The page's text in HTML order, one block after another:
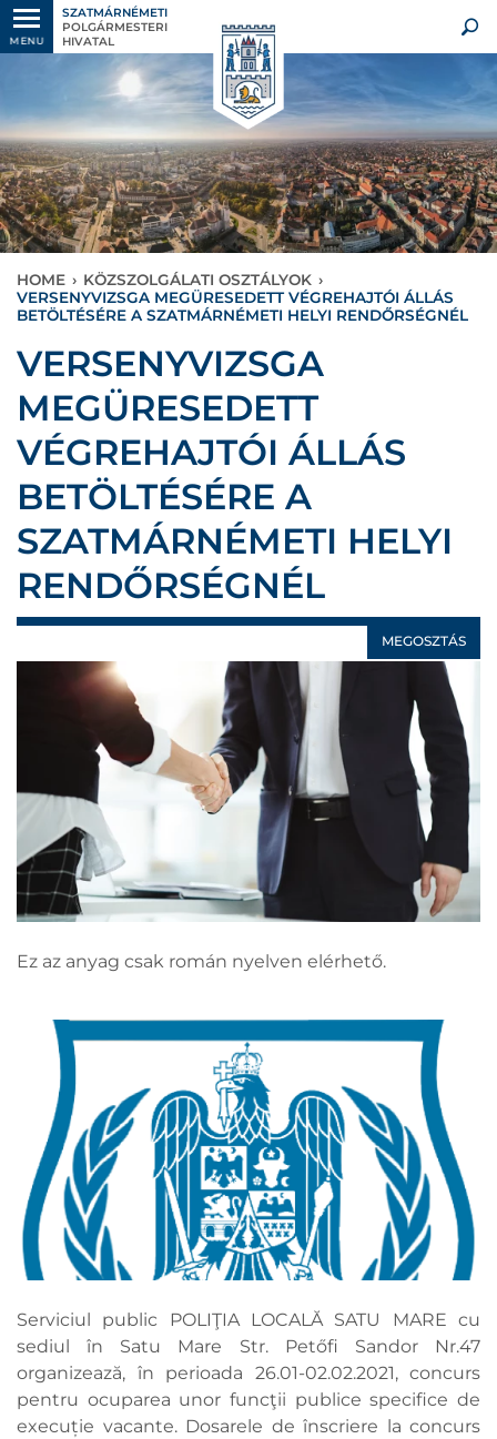
MENU
SZATMÁRNÉMETI
POLGÁRMESTERI
HIVATAL
HOME › KÖZSZOLGÁLATI OSZTÁLYOK ›
VERSENYVIZSGA MEGÜRESEDETT VÉGREHAJTÓI ÁLLÁS
BETÖLTÉSÉRE A SZATMÁRNÉMETI HELYI RENDŐRSÉGNÉL
VERSENYVIZSGA
MEGÜRESEDETT
VÉGREHAJTÓI ÁLLÁS
BETÖLTÉSÉRE A
SZATMÁRNÉMETI HELYI
RENDŐRSÉGNÉL
MEGOSZTÁS
Ez az anyag csak román nyelven elérhető.
Serviciul public POLIŢIA LOCALĂ SATU MARE cu
sediul în Satu Mare Str. Petőfi Sandor Nr.47
organizează, în perioada 26.01-02.02.2021, concurs
pentru ocuparea unor funcţii publice specifice de
execuție vacante. Dosarele de înscriere la concurs